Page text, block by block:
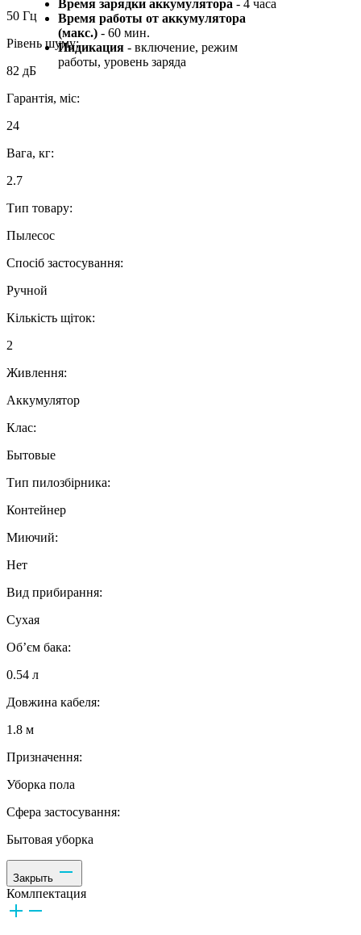
Время зарядки аккумулятора - 4 часа
Время работы от аккумулятора
(макс.) - 60 мин.
Индикация - включение, режим
работы, уровень заряда
50 Гц
Рівень шуму:
82 дБ
Гарантія, міс:
24
Вага, кг:
2.7
Тип товару:
Пылесос
Спосіб застосування:
Ручной
Кількість щіток:
2
Живлення:
Аккумулятор
Клас:
Бытовые
Тип пилозбірника:
Контейнер
Миючий:
Нет
Вид прибирання:
Сухая
Об’єм бака:
0.54 л
Довжина кабеля:
1.8 м
Призначення:
Уборка пола
Сфера застосування:
Бытовая уборка
Закрыть
Комлпектация